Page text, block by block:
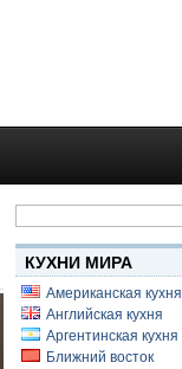
Найти:
КУХНИ МИРА
Американская кухня
Английская кухня
Аргентинская кухня
Ближний восток